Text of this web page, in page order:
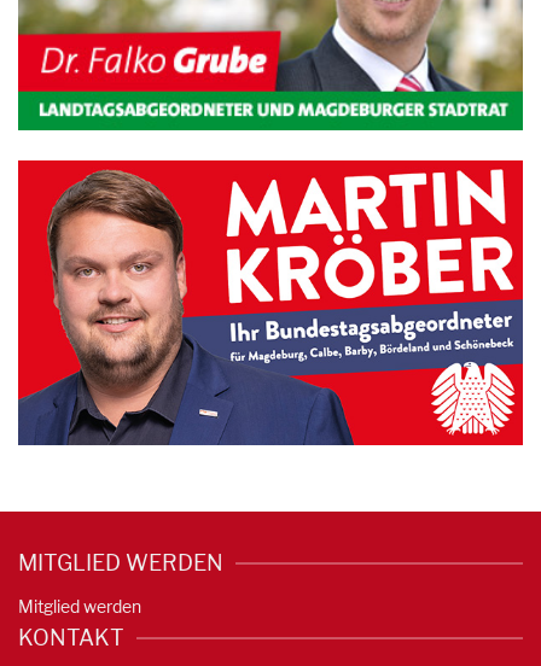
MITGLIED WERDEN
Mitglied werden
KONTAKT